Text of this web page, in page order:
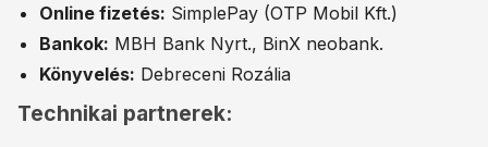
Online fizetés: SimplePay (OTP Mobil Kft.)
Bankok: MBH Bank Nyrt., BinX neobank.
Könyvelés: Debreceni Rozália
Technikai partnerek: